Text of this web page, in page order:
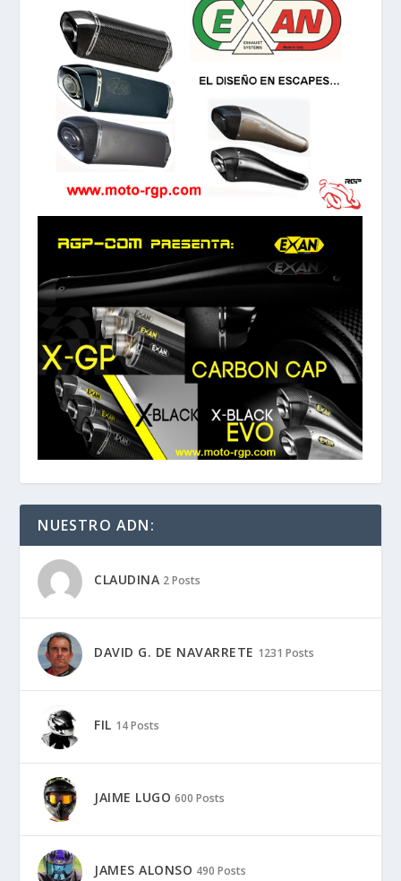
NUESTRO ADN:
CLAUDINA 2 Posts
DAVID G. DE NAVARRETE 1231 Posts
FIL 14 Posts
JAIME LUGO 600 Posts
JAMES ALONSO 490 Posts